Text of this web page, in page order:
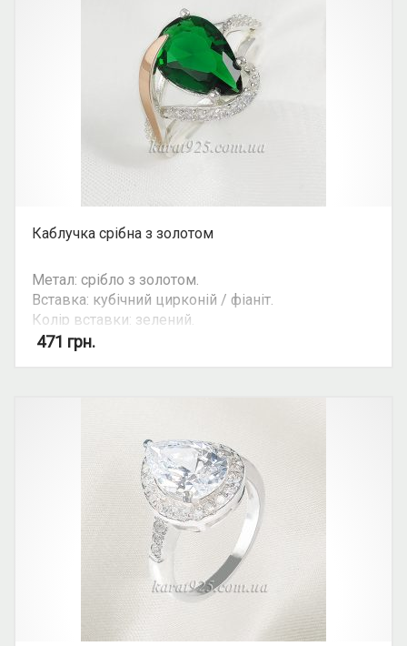
Каблучка срібна з золотом
Метал: срібло з золотом.
Вставка: кубічний цирконій / фіаніт.
Колір вставки: зелений.
Можливість комплекту: так.
471 грн.